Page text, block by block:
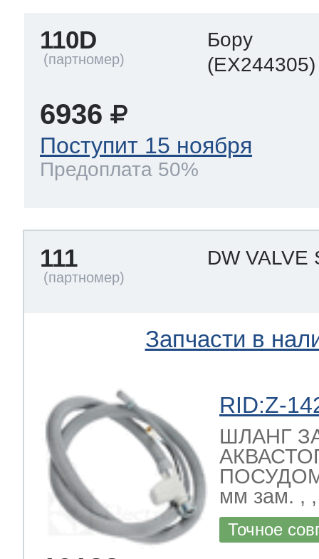
110D
Бору
(EX244305)
6936
Поступит 15 ноября
Предоплата 50%
111 DW
Запчасти в
RID:Z-
ШЛАНГ
мм зам. ,
Точное